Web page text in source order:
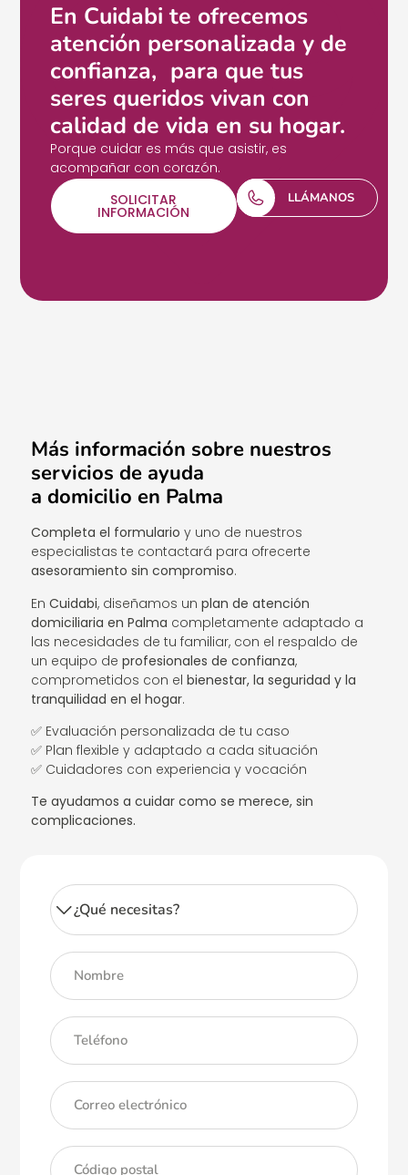
En Cuidabi te ofrecemos
atención personalizada y de
confianza, para que tus
seres queridos vivan con
calidad de vida en su hogar.
Porque cuidar es más que asistir, es
acompañar con corazón.
SOLICITAR
INFORMACIÓN
LLÁMANOS
Más información sobre nuestros
servicios de ayuda
a domicilio en Palma
Completa el formulario y uno de nuestros
especialistas te contactará para ofrecerte
asesoramiento sin compromiso.
EnCuidabi, diseñamos unplan de atención
domiciliaria en Palma completamente adaptado a
las necesidades de tu familiar, con el respaldo de
un equipo deprofesionales de confianza,
comprometidos con elbienestar, la seguridad y la
tranquilidad en el hogar.
✅ Evaluación personalizada de tu caso
✅ Plan flexible y adaptado a cada situación
✅ Cuidadores con experiencia y vocación
Te ayudamos a cuidar como se merece, sin
complicaciones.